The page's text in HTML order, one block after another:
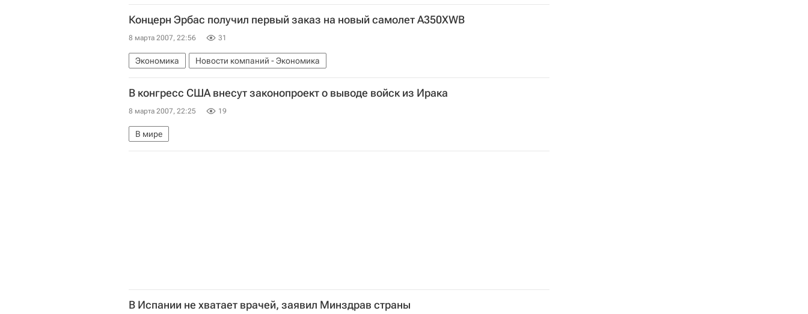
Концерн Эрбас получил первый заказ на новый самолет A350XWB
8 марта 2007, 22:56 31
Экономика Новости компаний - Экономика
В конгресс США внесут законопроект о выводе войск из Ирака
8 марта 2007, 22:25 19
В мире
В Испании не хватает врачей, заявил Минздрав страны